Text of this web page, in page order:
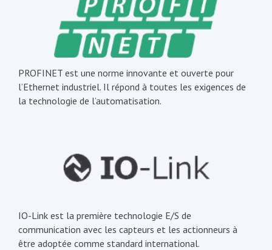
PROFINET est une norme innovante et ouverte pour
l’Ethernet industriel. Il répond à toutes les exigences de
la technologie de l’automatisation.
IO-Link est la première technologie E/S de
communication avec les capteurs et les actionneurs à
être adoptée comme standard international.